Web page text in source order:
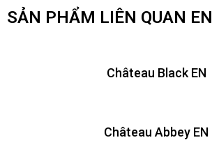
SẢN PHẨM LIÊN QUAN EN
Château Black EN
Château Abbey EN